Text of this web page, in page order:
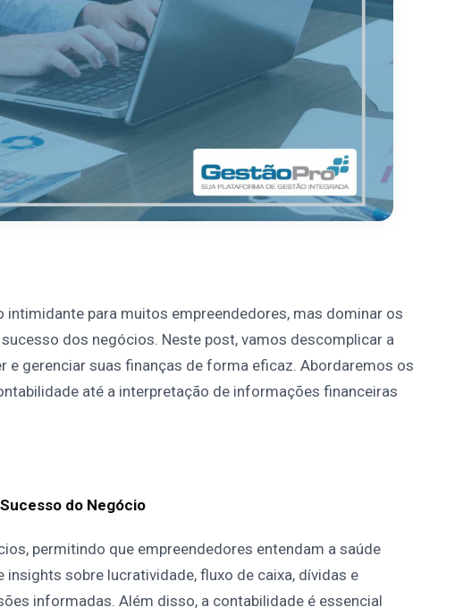
para muitos empreendedores, mas dominar os
dos negócios. Neste post, vamos descomplicar a
e gerenciar suas finanças de forma eficaz. Abordaremos os
até a interpretação de informações financeiras
do Negócio
permitindo que empreendedores entendam a saúde
sobre lucratividade, fluxo de caixa, dívidas e
informadas. Além disso, a contabilidade é essencial